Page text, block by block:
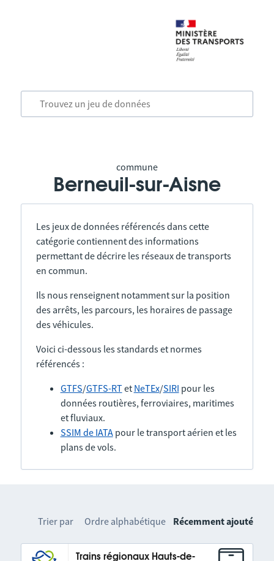
commune
Berneuil-sur-Aisne
Les jeux de données référencés dans cette
catégorie contiennent des informations
permettant de décrire les réseaux de transports
en commun.
Ils nous renseignent notamment sur la position
des arrêts, les parcours, les horaires de passage
des véhicules.
Voici ci-dessous les standards et normes
référencés :
GTFS/GTFS-RTet NeTEx/SIRI pour les
données routières, ferroviaires, maritimes
et fluviaux.
SSIM de IATApour le transport aérien et les
plans de vols.
Trier par Ordre alphabétique Récemment ajouté
Trains régionaux Hauts-de-